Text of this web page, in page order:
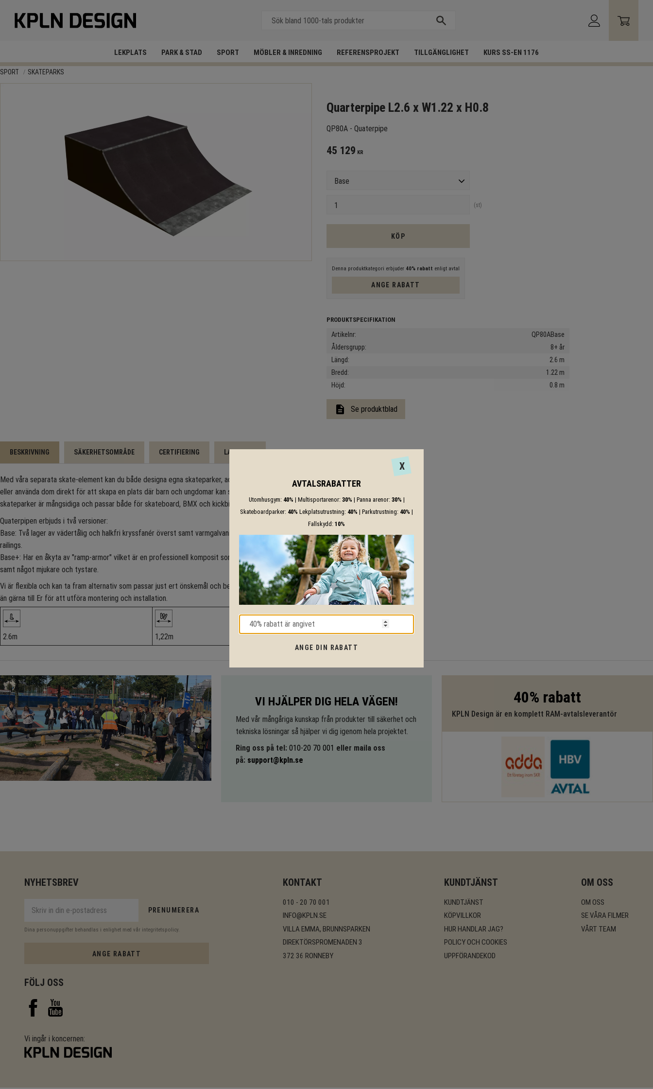
LEKPLATS PARK & STAD SPORT MÖBLER & INREDNING REFERENSPROJEKT TILLGÄNGLIGHET KURS SS-EN 1176
SPORT SKATEPARKS
Quarterpipe L2.6 x W1.22 x H0.8
QP80A - Quaterpipe
45 129 KR
st
KÖP
Denna produktkategori erbjuder 40% rabatt enligt avtal
ANGE RABATT
Artikelnr
QP80ABase
Åldersgrupp
8+ år
Längd
2.6 m
Bredd
1.22 m
Höjd
0.8 m
description Se produktblad
BESKRIVNING SÄKERHETSOMRÅDE CERTIFIERING LADDA NER
Med våra separata skate-element kan du både designa egna skateparker, addera till befintliga parker
eller använda dom direkt för att skapa en plats där barn och ungdomar kan samlas. Våra populära
skateparker är mångsidiga och passar både för skateboard, BMX och kickbikes.
Quaterpipen erbjuds i två versioner:
Base: Två lager av vädertålig och halkfri kryssfanér överst samt varmgalvaniserat stål i skenor och
railings.
Base+: Har en åkyta av "ramp-armor" vilket är en professionell komposit som ger ett förhöjt åkvärde
samt något mjukare och tystare.
Vi är flexibla och kan ta fram alternativ som passar just ert önskemål och behov och vi kommer mer
än gärna till Er för att utföra montering och installation.
2.6m 1,22m
VI HJÄLPER DIG HELA VÄGEN!
Med vår mångåriga kunskap från produkter till säkerhet och
tekniska lösningar så hjälper vi dig igenom hela projektet.
Ring oss på tel: 010-20 70 001 eller maila oss
på: support@kpln.se
40% rabatt
KPLN Design är en komplett RAM-avtalsleverantör
NYHETSBREV
PRENUMERERA
Dina personuppgifter behandlas i enlighet med vår integritetspolicy.
ANGE RABATT
KONTAKT
010 - 20 70 001
INFO@KPLN.SE
VILLA EMMA, BRUNNSPARKEN
DIREKTÖRSPROMENADEN 3
372 36 RONNEBY
KUNDTJÄNST
KUNDTJÄNST
KÖPVILLKOR
HUR HANDLAR JAG?
POLICY OCH COOKIES
UPPFÖRANDEKOD
OM OSS
OM OSS
SE VÅRA FILMER
VÅRT TEAM
FÖLJ OSS
Vi ingår i koncernen:
X
AVTALSRABATTER
Utomhusgym: 40% | Multisportarenor: 30% | Panna arenor: 30% |
Skateboardparker: 40% Lekplatsutrustning: 40% | Parkutrustning: 40% |
Fallskydd: 10%
ANGE DIN RABATT